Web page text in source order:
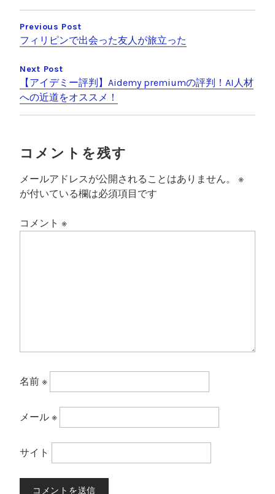
e
b
o
o
k
er
k
et
投
稿
ナ
ビ
ゲ
ー
ョ
Previous Post
フィリピンで出会った友人が旅立った
Next Post
【アイデミー評判】Aidemy premiumの評判！AI人材
への近道をオススメ！
コメントを残す
メールアドレスが公開されることはありません。
※
が付いている欄は必須項目です
コメント ※
名前 ※
メール ※
サイト